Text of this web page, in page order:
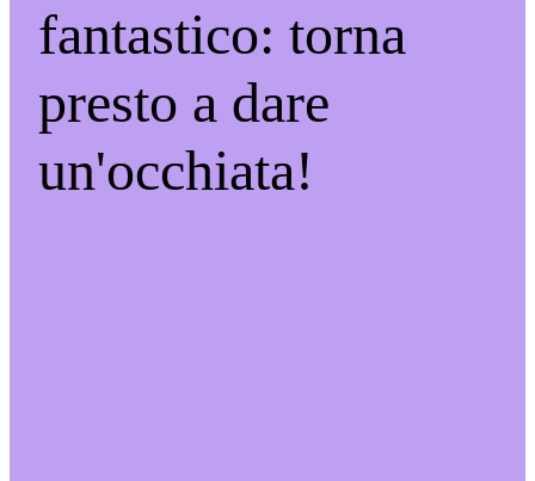
fantastico: torna
presto a dare
un'occhiata!